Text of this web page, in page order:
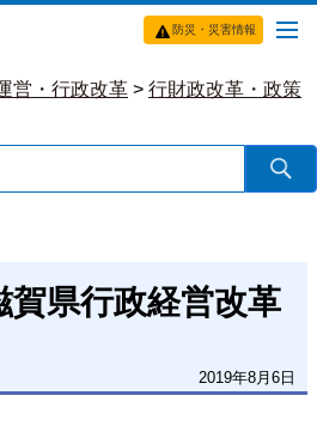
防災・災害情報
営・行政改革 > 行財政改革・政策
賀県行政経営改革
2019年8月6日